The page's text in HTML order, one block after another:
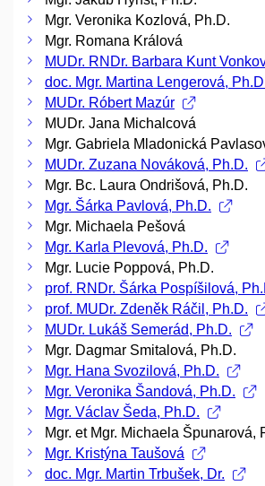
Mgr. Veronika Kozlová, Ph.D.
Mgr. Romana Králová
MUDr. RNDr. Barbara Kunt
doc. Mgr. Martina Lengerová,
MUDr. Róbert Mazúr
MUDr. Jana Michalcová
Mgr. Gabriela Mladonická
MUDr. Zuzana Nováková, Ph.D.
Mgr. Bc. Laura Ondrišová, Ph.D.
Mgr. Šárka Pavlová, Ph.D.
Mgr. Michaela Pešová
Mgr. Karla Plevová, Ph.D.
Mgr. Lucie Poppová, Ph.D.
prof. RNDr. Šárka Pospíšilová,
prof. MUDr. Zdeněk Ráčil, Ph.D.
MUDr. Lukáš Semerád, Ph.D.
Mgr. Dagmar Smitalová, Ph.D.
Mgr. Hana Svozilová, Ph.D.
Mgr. Veronika Šandová, Ph.D.
Mgr. Václav Šeda, Ph.D.
Mgr. et Mgr. Michaela Špunarová,
Mgr. Kristýna Taušová
doc. Mgr. Martin Trbušek, Dr.